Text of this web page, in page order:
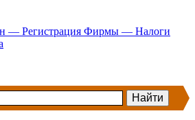
— Регистрация Фирмы — Налоги